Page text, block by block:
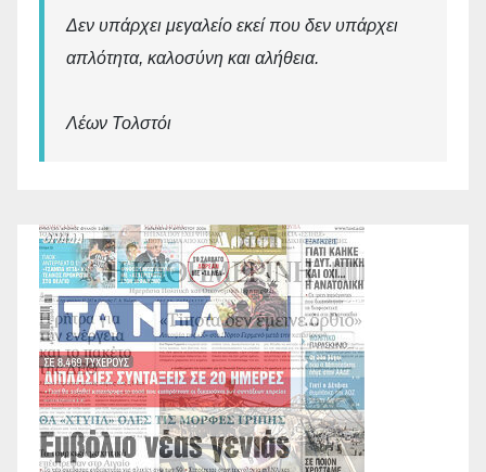
Δεν υπάρχει μεγαλείο εκεί που δεν υπάρχει
απλότητα, καλοσύνη και αλήθεια.
Λέων Τολστόι